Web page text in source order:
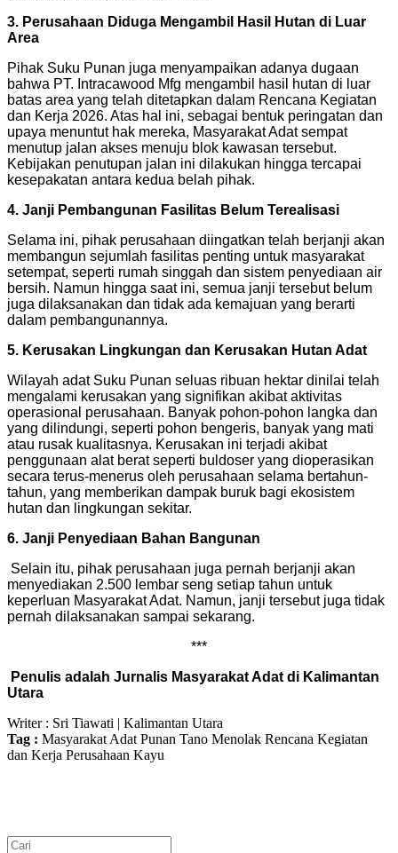
3. Perusahaan Diduga Mengambil Hasil Hutan di Luar
Area
Pihak Suku Punan juga menyampaikan adanya dugaan
bahwa PT. Intracawood Mfg mengambil hasil hutan di luar
batas area yang telah ditetapkan dalam Rencana Kegiatan
dan Kerja 2026. Atas hal ini, sebagai bentuk peringatan dan
upaya menuntut hak mereka, Masyarakat Adat sempat
menutup jalan akses menuju blok kawasan tersebut.
Kebijakan penutupan jalan ini dilakukan hingga tercapai
kesepakatan antara kedua belah pihak.
4. Janji Pembangunan Fasilitas Belum Terealisasi
Selama ini, pihak perusahaan diingatkan telah berjanji akan
membangun sejumlah fasilitas penting untuk masyarakat
setempat, seperti rumah singgah dan sistem penyediaan air
bersih. Namun hingga saat ini, semua janji tersebut belum
juga dilaksanakan dan tidak ada kemajuan yang berarti
dalam pembangunannya.
5. Kerusakan Lingkungan dan Kerusakan Hutan Adat
Wilayah adat Suku Punan seluas ribuan hektar dinilai telah
mengalami kerusakan yang signifikan akibat aktivitas
operasional perusahaan. Banyak pohon-pohon langka dan
yang dilindungi, seperti pohon bengeris, banyak yang mati
atau rusak kualitasnya. Kerusakan ini terjadi akibat
penggunaan alat berat seperti buldoser yang dioperasikan
secara terus-menerus oleh perusahaan selama bertahun-
tahun, yang memberikan dampak buruk bagi ekosistem
hutan dan lingkungan sekitar.
6. Janji Penyediaan Bahan Bangunan
Selain itu, pihak perusahaan juga pernah berjanji akan
menyediakan 2.500 lembar seng setiap tahun untuk
keperluan Masyarakat Adat. Namun, janji tersebut juga tidak
pernah dilaksanakan sampai sekarang.
***
Penulis adalah Jurnalis Masyarakat Adat di Kalimantan
Utara
Writer : Sri Tiawati | Kalimantan Utara
Tag : Masyarakat Adat Punan Tano Menolak Rencana Kegiatan
dan Kerja Perusahaan Kayu